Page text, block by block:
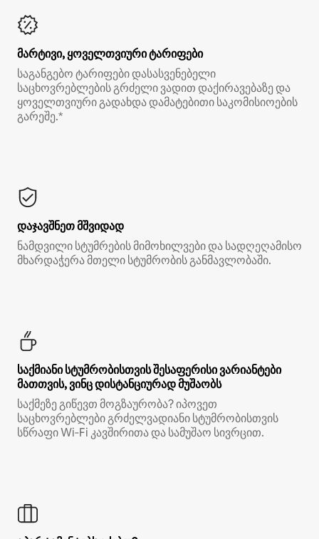
მარტივი, ყოველთვიური ტარიფები
საგანგებო ტარიფები დასასვენებელი
საცხოვრებლების გრძელი ვადით დაქირავებაზე და
ყოველთვიური გადახდა დამატებითი საკომისიოების
გარეშე.*
დაჯავშნეთ მშვიდად
ნამდვილი სტუმრების მიმოხილვები და სადღეღამისო
მხარდაჭერა მთელი სტუმრობის განმავლობაში.
საქმიანი სტუმრობისთვის შესაფერისი ვარიანტები
მათთვის, ვინც დისტანციურად მუშაობს
საქმეზე გიწევთ მოგზაურობა? იპოვეთ
საცხოვრებლები გრძელვადიანი სტუმრობისთვის
სწრაფი Wi‑Fi კავშირითა და სამუშაო სივრცით.